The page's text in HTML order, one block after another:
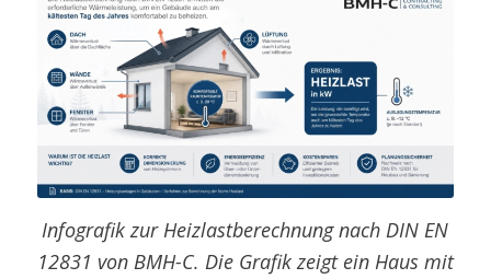
Infografik zur Heizlastberechnung nach DIN EN
12831 von BMH-C. Die Grafik zeigt ein Haus mit